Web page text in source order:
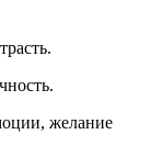
желание